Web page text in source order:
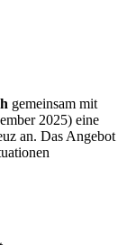
gemeinsam mit
2025) eine
an. Das Angebot